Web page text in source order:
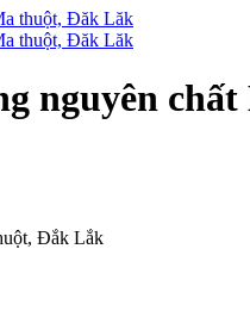
nguyên
Đắk Lắk